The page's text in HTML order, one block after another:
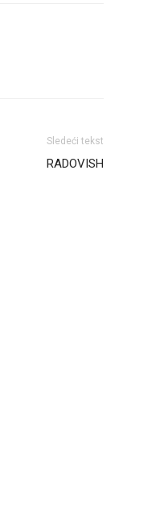
Sledeći tekst
RADOVISH